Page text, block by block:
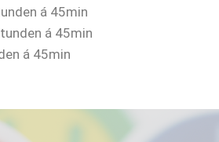
á 45min
á 45min
á 45min